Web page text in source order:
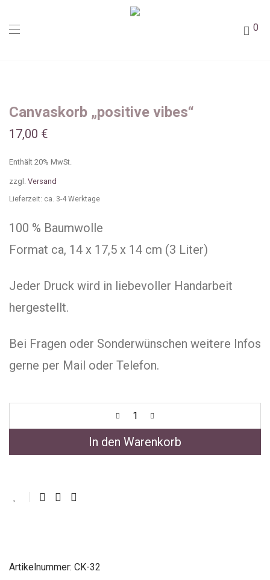
0
Canvaskorb „positive vibes“
17,00 €
Enthält 20% MwSt.
zzgl. Versand
Lieferzeit: ca. 3-4 Werktage
100 % Baumwolle
Format ca, 14 x 17,5 x 14 cm (3 Liter)
Jeder Druck wird in liebevoller Handarbeit
hergestellt.
Bei Fragen oder Sonderwünschen weitere Infos
gerne per Mail oder Telefon.
In den Warenkorb
Artikelnummer: CK-32